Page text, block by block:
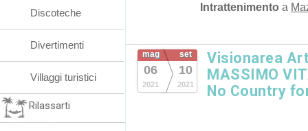
Intrattenimento a
mag
06
2021
set
10
2021
Visionarea
MASSIMO
No Country
Discoteche
Divertimenti
Villaggi turistici
Rilassarti